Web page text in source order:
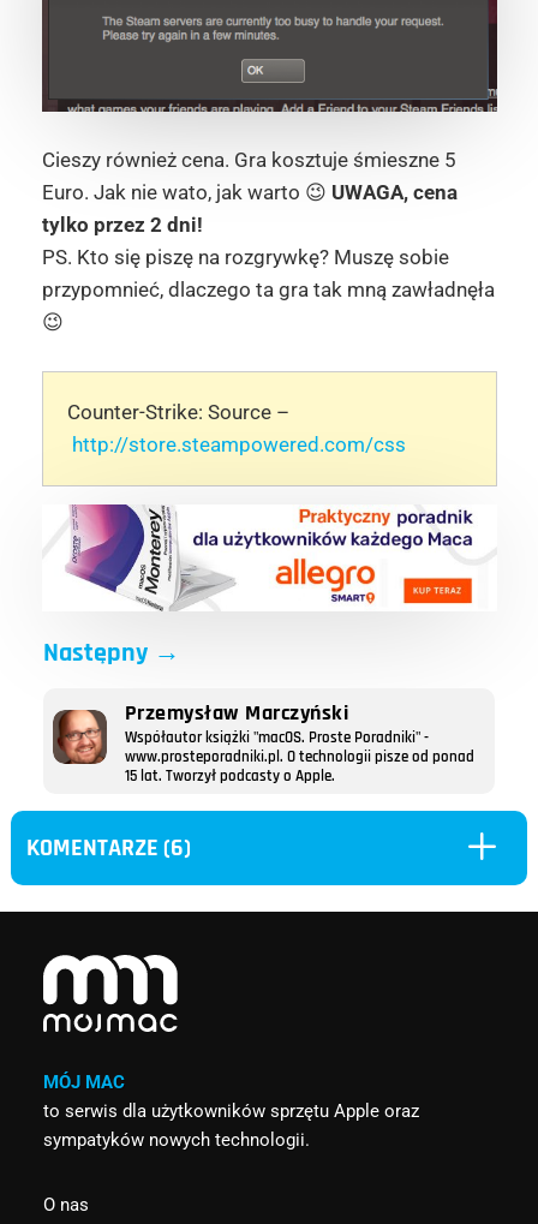
Cieszy również cena. Gra kosztuje śmieszne 5
Euro. Jak nie wato, jak warto 😉 UWAGA, cena
tylko przez 2 dni!
PS. Kto się piszę na rozgrywkę? Muszę sobie
przypomnieć, dlaczego ta gra tak mną zawładnęła
😉
Counter-Strike: Source –
http://store.steampowered.com/css
Następny→
Przemysław Marczyński
Współautor książki "macOS. Proste Poradniki" -
www.prosteporadniki.pl. O technologii pisze od ponad
15 lat. Tworzył podcasty o Apple.
KOMENTARZE (6) L
MÓJ MAC
to serwis dla użytkowników sprzętu Apple oraz
sympatyków nowych technologii.
O nas